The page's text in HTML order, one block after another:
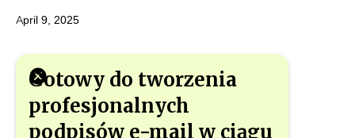
April 9, 2025
Gotowy do tworzenia
profesjonalnych
podpisów e-mail w ciągu